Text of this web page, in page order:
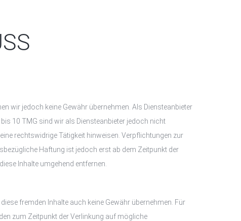
wir jedoch keine Gewähr übernehmen. Als Diensteanbieter
10 TMG sind wir als Diensteanbieter jedoch nicht
rechtswidrige Tätigkeit hinweisen. Verpflichtungen zur
Haftung ist jedoch erst ab dem Zeitpunkt der
Inhalte umgehend entfernen.
fremden Inhalte auch keine Gewähr übernehmen. Für
zum Zeitpunkt der Verlinkung auf mögliche